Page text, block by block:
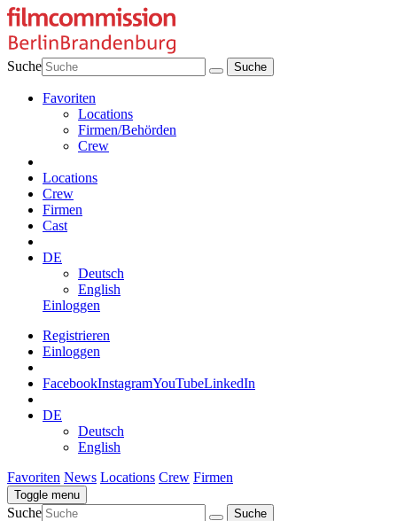
Suche
Favoriten
Locations
Firmen/Behörden
Crew
Locations
Crew
Firmen
Cast
DE
Deutsch
English
Einloggen
Registrieren
Einloggen
FacebookInstagramYouTubeLinkedIn
DE
Deutsch
English
Favoriten News Locations Crew Firmen
Toggle menu
Suche